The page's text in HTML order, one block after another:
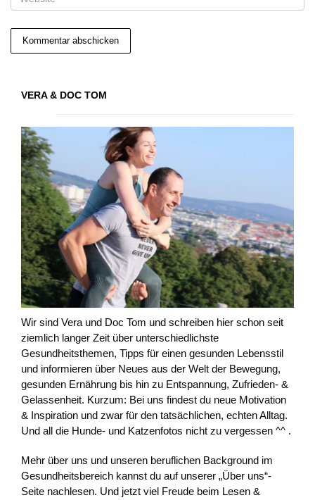
VERA & DOC TOM
Wir sind Vera und Doc Tom und schreiben hier schon seit
ziemlich langer Zeit über unterschiedlichste
Gesundheitsthemen, Tipps für einen gesunden Lebensstil
und informieren über Neues aus der Welt der Bewegung,
gesunden Ernährung bis hin zu Entspannung, Zufrieden- &
Gelassenheit. Kurzum: Bei uns findest du neue Motivation
& Inspiration und zwar für den tatsächlichen, echten Alltag.
Und all die Hunde- und Katzenfotos nicht zu vergessen ^^ .
Mehr über uns und unseren beruflichen Background im
Gesundheitsbereich kannst du auf unserer „Über uns“-
Seite nachlesen. Und jetzt viel Freude beim Lesen &